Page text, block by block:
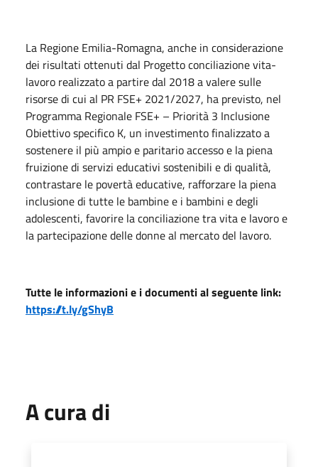
La Regione Emilia-Romagna, anche in considerazione
dei risultati ottenuti dal Progetto conciliazione vita-
lavoro realizzato a partire dal 2018 a valere sulle
risorse di cui al PR FSE+ 2021/2027, ha previsto, nel
Programma Regionale FSE+ – Priorità 3 Inclusione
Obiettivo specifico K, un investimento finalizzato a
sostenere il più ampio e paritario accesso e la piena
fruizione di servizi educativi sostenibili e di qualità,
contrastare le povertà educative, rafforzare la piena
inclusione di tutte le bambine e i bambini e degli
adolescenti, favorire la conciliazione tra vita e lavoro e
la partecipazione delle donne al mercato del lavoro.
Tutte le informazioni e i documenti al seguente link:
https://t.ly/gShyB
A cura di